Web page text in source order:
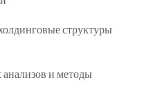
структуры
и методы